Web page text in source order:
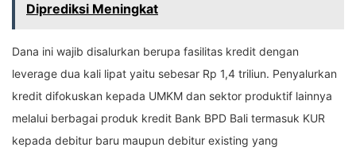
Diprediksi Meningkat
Dana ini wajib disalurkan berupa fasilitas kredit dengan
leverage dua kali lipat yaitu sebesar Rp 1,4 triliun. Penyalurkan
kredit difokuskan kepada UMKM dan sektor produktif lainnya
melalui berbagai produk kredit Bank BPD Bali termasuk KUR
kepada debitur baru maupun debitur existing yang